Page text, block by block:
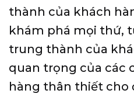
thành của khách
khám phá mọi thứ,
trung thành của
quan trọng của các
hàng thân thiết cho